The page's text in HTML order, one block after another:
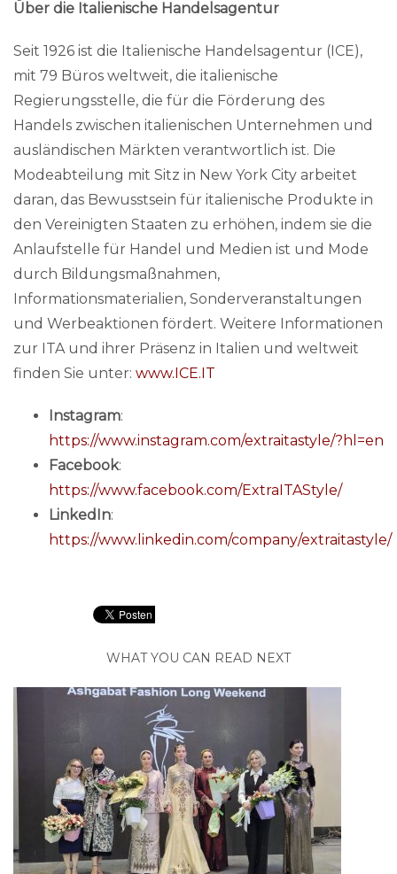
Über die Italienische Handelsagentur
Seit 1926 ist die Italienische Handelsagentur (ICE),
mit 79 Büros weltweit, die italienische
Regierungsstelle, die für die Förderung des
Handels zwischen italienischen Unternehmen und
ausländischen Märkten verantwortlich ist. Die
Modeabteilung mit Sitz in New York City arbeitet
daran, das Bewusstsein für italienische Produkte in
den Vereinigten Staaten zu erhöhen, indem sie die
Anlaufstelle für Handel und Medien ist und Mode
durch Bildungsmaßnahmen,
Informationsmaterialien, Sonderveranstaltungen
und Werbeaktionen fördert. Weitere Informationen
zur ITA und ihrer Präsenz in Italien und weltweit
finden Sie unter: www.ICE.IT
Instagram:
https://www.instagram.com/extraitastyle/?hl=en
Facebook:
https://www.facebook.com/ExtraITAStyle/
LinkedIn:
https://www.linkedin.com/company/extraitastyle/
WHAT YOU CAN READ NEXT